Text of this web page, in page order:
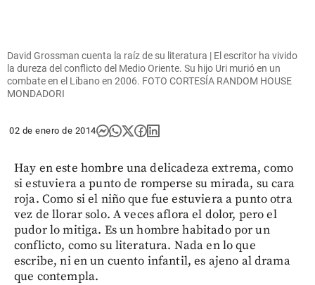
David Grossman cuenta la raíz de su literatura | El escritor ha vivido
la dureza del conflicto del Medio Oriente. Su hijo Uri murió en un
combate en el Líbano en 2006. FOTO CORTESÍA RANDOM HOUSE
MONDADORI
02 de enero de 2014
Hay en este hombre una delicadeza extrema, como
si estuviera a punto de romperse su mirada, su cara
roja. Como si el niño que fue estuviera a punto otra
vez de llorar solo. A veces aflora el dolor, pero el
pudor lo mitiga. Es un hombre habitado por un
conflicto, como su literatura. Nada en lo que
escribe, ni en un cuento infantil, es ajeno al drama
que contempla.